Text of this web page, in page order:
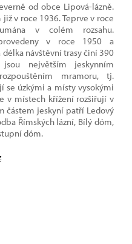
od obce Lipová-lázně.
v roce 1936. Teprve v roce
v colém rozsahu.
v roce 1950 a
návštěvní trasy činí 390
největším jeskynním
mramoru, tj.
se úzkými a místy vysokými
v místech křížení rozšiřují v
částem jeskyní patří Ledový
Římských lázní, Bílý dóm,
dóm.